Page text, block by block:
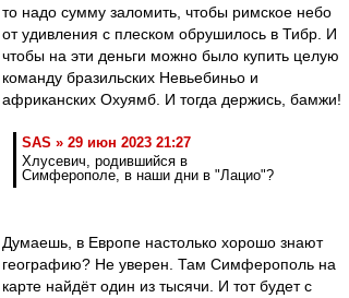
то надо сумму заломить, чтобы римское небо
от удивления с плеском обрушилось в Тибр. И
чтобы на эти деньги можно было купить целую
команду бразильских Невьебиньо и
африканских Охуямб. И тогда держись, бамжи!
SAS » 29 июн 2023 21:27
Хлусевич, родившийся в
Симферополе, в наши дни в "Лацио"?
Думаешь, в Европе настолько хорошо знают
географию? Не уверен. Там Симферополь на
карте найдёт один из тысячи. И тот будет с